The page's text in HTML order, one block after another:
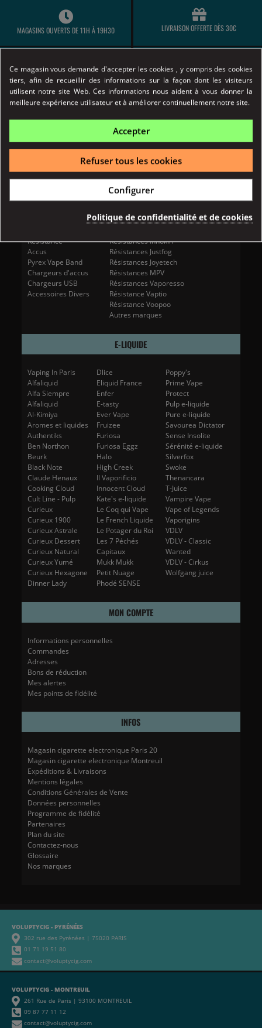
MAGASINS OUVERTS DE 11H À 19H30 LIVRAISON OFFERTE DÈS 30€
EXPÉDITION LE JOUR MÊME (AVANT 14H) PAIEMENT 100% SÉCURISÉ
Marchand approuvé par la Société des Avis Garantis,
ici pour vérifier.
CIGARETTE ÉLECTRONIQUE
Kits simples
Resistance
Accus
Pyrex Vape Band
Chargeurs d'accus
Chargeurs USB
Accessoires Divers
RÉSISTANCES
Résistance Aspire
Résistance Dotmod
Résistances Innokin
Résistances Justfog
Résistances Joyetech
Résistances MPV
Résistances Vaporesso
Résistance Vaptio
Résistance Voopoo
Autres marques
E-LIQUIDE
Vaping In Paris
Alfaliquid
Alfa Siempre
Alfaliquid
Al-Kimiya
Aromes et liquides
Authentiks
Ben Northon
Beurk
Black Note
Claude Henaux
Cooking Cloud
Cult Line - Pulp
Curieux
Curieux 1900
Curieux Astrale
Curieux Dessert
Curieux Natural
Curieux Yumé
Curieux Hexagone
Dinner Lady
Dlice
Eliquid France
Enfer
E-tasty
Ever Vape
Fruizee
Furiosa
Furiosa Eggz
Halo
High Creek
Il Vaporificio
Innocent Cloud
Kate's e-liquide
Le Coq qui Vape
Le French Liquide
Le Potager du Roi
Les 7 Péchés
Capitaux
Mukk Mukk
Petit Nuage
Phodé SENSE
Poppy's
Prime Vape
Protect
Pulp e-liquide
Pure e-liquide
Savourea Dictator
Sense Insolite
Sérénité e-liquide
Silverfox
Swoke
Thenancara
T-Juice
Vampire Vape
Vape of Legends
Vaporigins
VDLV
VDLV - Classic
Wanted
VDLV - Cirkus
Wolfgang juice
MON COMPTE
Informations personnelles
Commandes
Adresses
Bons de réduction
Mes alertes
Mes points de fidélité
INFOS
Magasin cigarette electronique Paris 20
Magasin cigarette electronique Montreuil
Expéditions & Livraisons
Mentions légales
Conditions Générales de Vente
Données personnelles
Programme de fidélité
Partenaires
Plan du site
Contactez-nous
Glossaire
Nos marques
VOLUPTYCIG - PYRÉNÉES
302 rue des Pyrénées | 75020 PARIS
01 71 19 51 80
contact@voluptycig.com
VOLUPTYCIG - MONTREUIL
261 Rue de Paris | 93100 MONTREUIL
09 87 77 11 12
contact@voluptycig.com
Ce magasin vous demande d'accepter les cookies , y compris des cookies
tiers, afin de recueillir des informations sur la façon dont les visiteurs
utilisent notre site Web. Ces informations nous aident à vous donner la
meilleure expérience utilisateur et à améliorer continuellement notre site.
Accepter
Refuser tous les cookies
Configurer
Politique de confidentialité et de cookies